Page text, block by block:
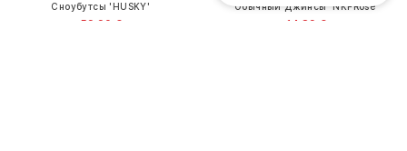
Сноубутсы 'HUSKY'
59,90 €
Обычный Джинсы 'NKFRose'
14,89 €